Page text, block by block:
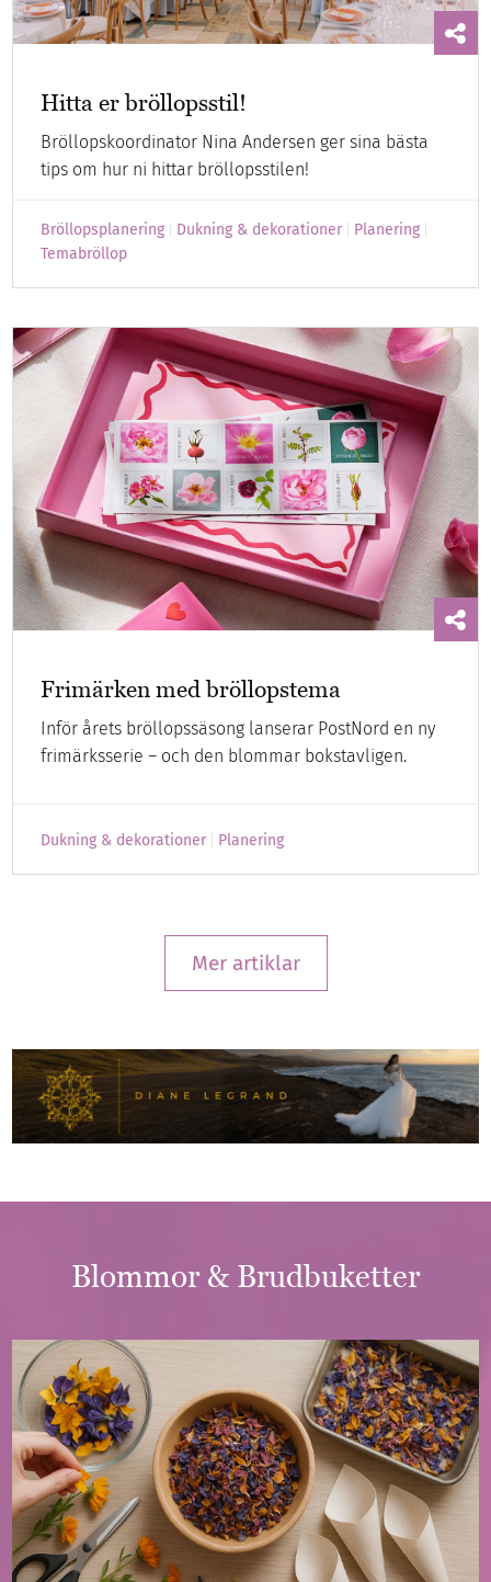
Hitta er bröllopsstil!
Bröllopskoordinator Nina Andersen ger sina bästa
tips om hur ni hittar bröllopsstilen!
Bröllopsplanering Dukning & dekorationer
Planering
Temabröllop
Frimärken med bröllopstema
Inför årets bröllopssäsong lanserar PostNord en ny
frimärksserie – och den blommar bokstavligen.
Dukning & dekorationer Planering
Mer artiklar
Blommor & Brudbuketter